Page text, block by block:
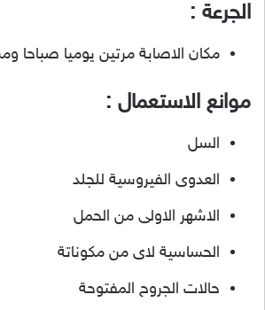
الجرعة :
مكان الاصابة مرتين يوميا صباحا
موانع الاستعمال :
السل
العدوى الفيروسية للجلد
الاشهر الاولى من الحمل
الحساسية لاى من مكوناتة
حالات الجروح المفتوحة